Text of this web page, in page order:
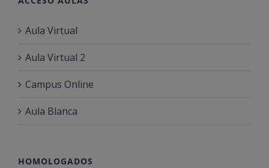
Aula Virtual
Aula Virtual 2
Campus Online
Aula Blanca
HOMOLOGADOS